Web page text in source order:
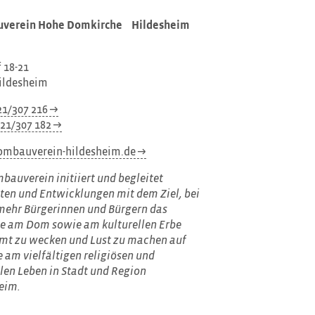
Hohe Domkirche Hildesheim
21
307 216
307 182
hildesheim.de
initiiert und begleitet
und Entwicklungen mit dem Ziel, bei
Bürgerinnen und Bürgern das
am Dom sowie am kulturellen Erbe
zu wecken und Lust zu machen auf
am vielfältigen religiösen und
Leben in Stadt und Region